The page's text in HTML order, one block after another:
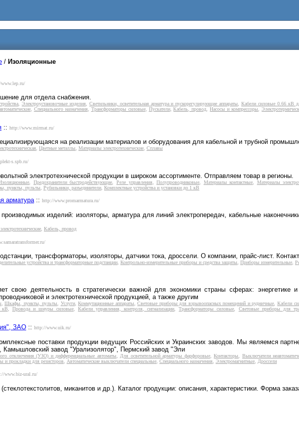
/ Изоляционные
для отдела снабжения.
,Электроустановочные изделия, Светильники, осветительная арматура и пускорегулирующие аппараты,Кабели силовые 0.66 кВ
, Специального назначения, Трансформаторы силовые, Пускатели,Кабель, провод,Насосы и компрессоры,
:: http://www.mirmat.ru/
на реализации материалов и оборудования для кабельной и трубной
, Цветные металлы, Материалы электротехнические, Сплавы
s.spb.ru/
электротехнической продукции в широком ассортименте. Отправляем товар в регионы.
Предохранители быстродействующие Реле управления ,Полупроводниковые Материалы контактные Материалы
пункты, пульты Рубильники, разъединители Комплектные устройства и установки до 1 кВ
арматура:: http://www.promarmatura.ru/
изделий: изоляторы, арматура для линий электропередач, кабельные
Кабель, провод
трансформаторы, изоляторы, датчики тока, дроссели. О компании, прайс-лист.
устройства и трансформаторные подстанции Контрольно-измерительные приборы и средства защиты Приборы измерительные
свою деятельность в стратегически важной для экономики страны сферах: энергетике
и электротехнической продукцией, а также другим
,Шкафы, пункты, пульты, Услуги,Коммутационные аппараты,Световые приборы для взрывоопасных помещений и рудничные, Кабели
кВ, Провода и шнуры силовые,Кабели управления, контроля, сигнализации,Трансформаторы силовые, Световые приборы для
ЗАО :: http://www.uik.ru/
поставки продукции ведущих Российских и Украинских заводов. Мы являемся
завод "Урализолятор", Пермский завод "Эли
отключения (УЗО) и дифференциальные автоматы Для осветительной арматуры фарфоровые,Контакторы Выключатели
и прокладки для резисторов Автоматические выключатели специальные Специального назначения Электромагнитные Дроссели
www.biz-ural.ru/
миканитов и др.). Каталог продукции: описания, характеристики. Форма